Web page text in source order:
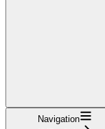
Navigation